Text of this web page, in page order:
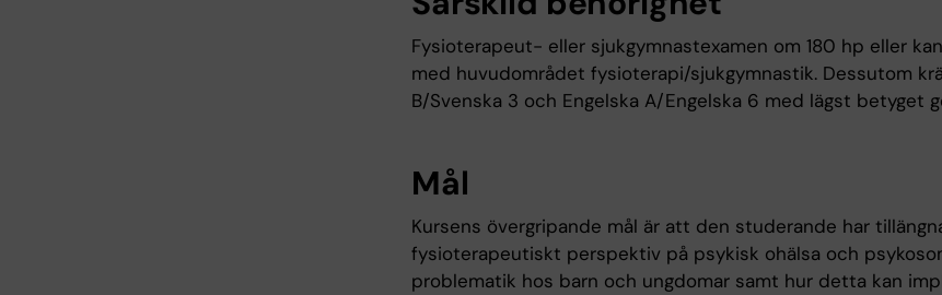
Fysioterapeut- eller sjukgymnastexamen om 180 hp eller
med huvudområdet fysioterapi/sjukgymnastik. Dessutom
B/Svenska 3 och Engelska A/Engelska 6 med lägst betyget
Mål
Kursens övergripande mål är att den studerande har
fysioterapeutiskt perspektiv på psykisk ohälsa och
problematik hos barn och ungdomar samt hur detta kan